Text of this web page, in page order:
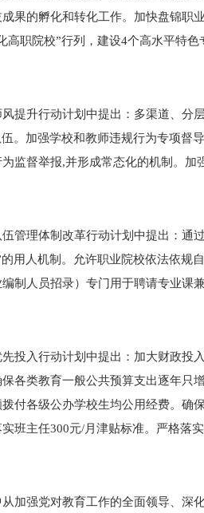
果的孵化和转化工作。加快盘锦职
高职院校”行列，建设4个高水平特色
升行动计划中提出：多渠道、分层
。加强学校和教师违规行为专项督
监督举报,并形成常态化的机制。
理体制改革行动计划中提出：通过
用人机制。允许职业院校依法依规
编制人员招录）专门用于聘请专业
入行动计划中提出：加大财政投入
各类教育一般公共预算支出逐年只
付各级公办学校生均公用经费。确
班主任300元/月津贴标准。严格落
强党对教育工作的全面领导、深化